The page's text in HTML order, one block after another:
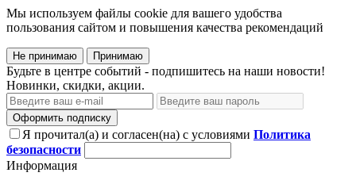
Мы используем файлы cookie для вашего удобства
пользования сайтом и повышения качества рекомендаций
Не принимаю Принимаю
Будьте в центре событий - подпишитесь на наши новости!
Новинки, скидки, акции.
Оформить подписку
Я прочитал(а) и согласен(на) с условиями Политика
безопасности
Информация